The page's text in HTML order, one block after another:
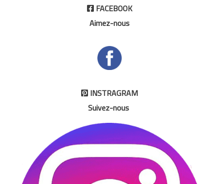
FACEBOOK
Aimez-nous
 INSTRAGRAM
Suivez-nous